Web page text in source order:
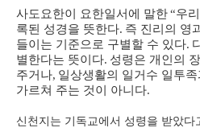
사도요한이 요한일서에 말한“우
록된 성경을 뜻한다. 즉 진리의 영
들이는 기준으로 구별할 수 있다.
별한다는 뜻이다. 성령은 개인의
주거나, 일상생활의 일거수 일투
가르쳐 주는 것이 아니다.
신천지는 기독교에서 성령을 받았